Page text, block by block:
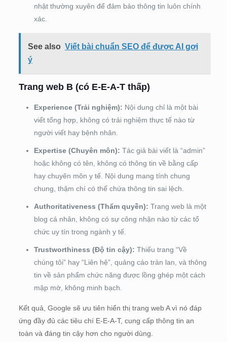
nhật thường xuyên để đảm bảo thông tin luôn chính
xác.
See also Viết bài chuẩn SEO để được AI gợi
ý
Trang web B (có E-E-A-T thấp)
Experience (Trải nghiệm): Nội dung chỉ là một bài
viết tổng hợp, không có trải nghiệm thực tế nào từ
người viết hay bệnh nhân.
Expertise (Chuyên môn): Tác giả bài viết là “admin”
hoặc không có tên, không có thông tin về bằng cấp
hay chuyên môn y tế. Nội dung mang tính chung
chung, thậm chí có thể chứa thông tin sai lệch.
Authoritativeness (Thẩm quyền): Trang web là một
blog cá nhân, không có sự công nhận nào từ các tổ
chức uy tín trong ngành y tế.
Trustworthiness (Độ tin cậy): Thiếu trang “Về
chúng tôi” hay “Liên hệ”, quảng cáo tràn lan, và thông
tin về sản phẩm chức năng được lồng ghép một cách
mập mờ, không minh bạch.
Kết quả, Google sẽ ưu tiên hiển thị trang web A vì nó đáp
ứng đầy đủ các tiêu chí E-E-A-T, cung cấp thông tin an
toàn và đáng tin cậy hơn cho người dùng.